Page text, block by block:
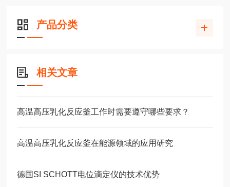
产品分类
相关文章
高温高压乳化反应釜工作时需要遵守哪些要求？
高温高压乳化反应釜在能源领域的应用研究
德国SI SCHOTT电位滴定仪的技术优势